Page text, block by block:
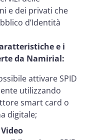
e dei privati che
d’Identità
e i
da Namirial:
attivare SPID
utilizzando
smart card o
digitale;